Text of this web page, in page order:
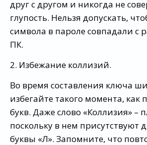
друг с другом и никогда не
глупость. Нельзя допускать,
символа в пароле совпадали с
ПК.
2. Избежание коллизий.
Во время составления ключа
избегайте такого момента, как
букв. Даже слово «Коллизия» –
поскольку в нем присутствуют
буквы «Л». Запомните, что